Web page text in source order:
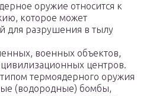
оружие относится к
которое может
для разрушения в тылу
военных объектов,
центров.
термоядерного оружия
(водородные) бомбы,